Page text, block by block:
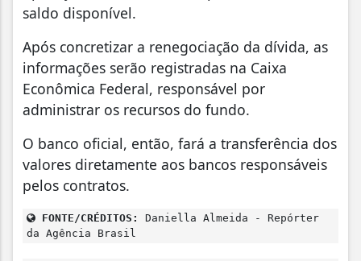
saldo disponível.
Após concretizar a renegociação da dívida, as
informações serão registradas na Caixa
Econômica Federal, responsável por
administrar os recursos do fundo.
O banco oficial, então, fará a transferência dos
valores diretamente aos bancos responsáveis
pelos contratos.
FONTE/CRÉDITOS:
Daniella Almeida - Repórter
da Agência Brasil